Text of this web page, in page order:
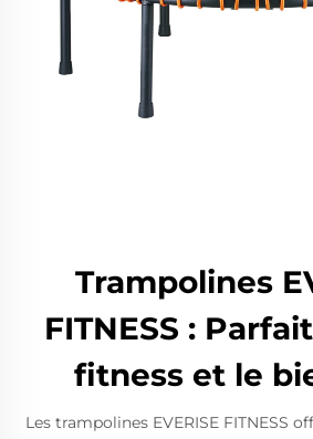
Trampolines
FITNESS :
fitness et le
Les trampolines EVERISE FITNESS